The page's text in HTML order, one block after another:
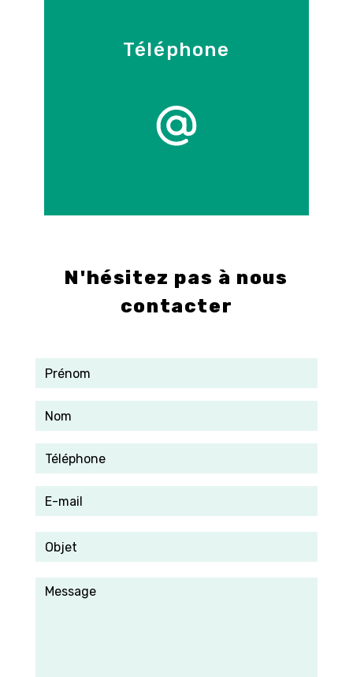
Téléphone
N'hésitez pas à nous
contacter